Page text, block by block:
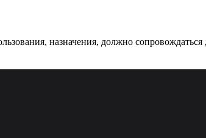
назначения, должно